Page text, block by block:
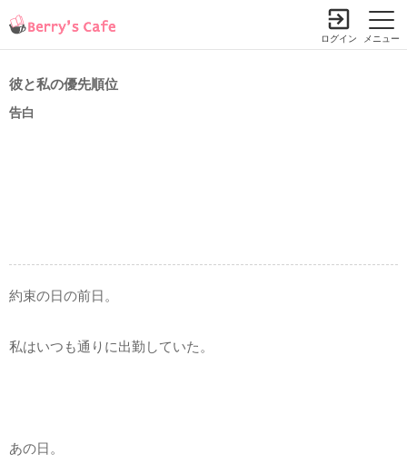
メニュー
ログイン
彼と私の優先順位
告白
約束の日の前日。
私はいつも通りに出勤していた。
あの日。